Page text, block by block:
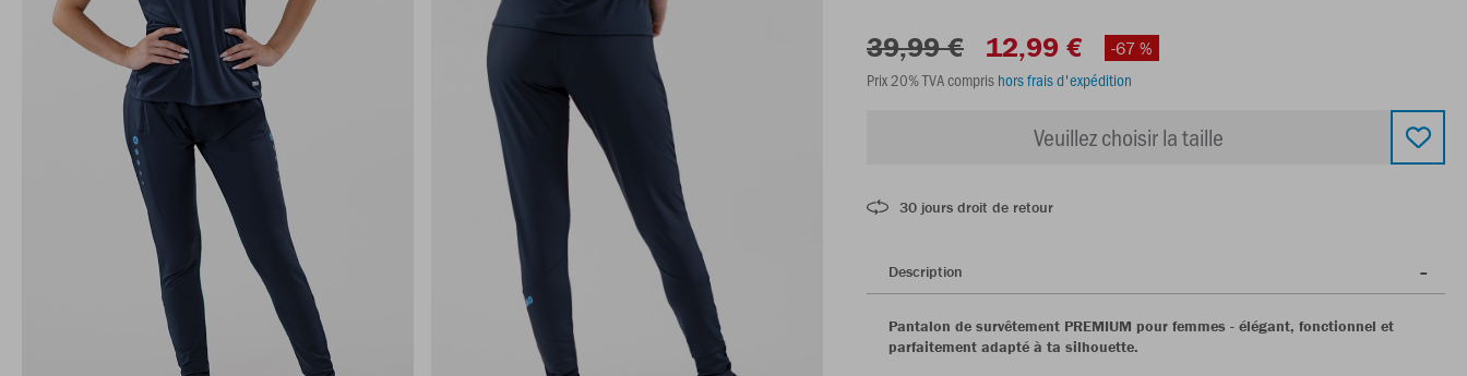
39,99 € 12,99 €
-67 %
Prix 20% TVA compris hors frais d'expédition
Veuillez choisir la taille
30 jours droit de retour
Description
Pantalon de survêtement PREMIUM pour femmes - élégant, fonctionnel et
parfaitement adapté à ta silhouette.